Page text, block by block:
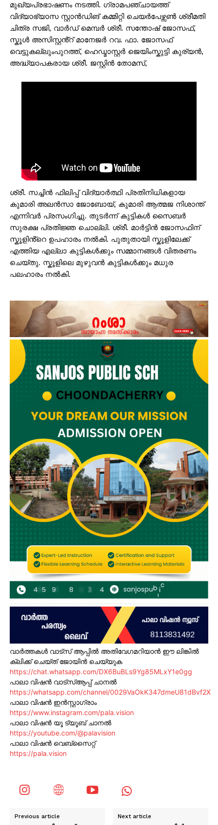
മുഖ്യപ്രഭാഷണം നടത്തി. ഗ്രാമപഞ്ചായത്ത്
വിദ്യാഭ്യാസ സ്റ്റാൻഡിങ് കമ്മിറ്റി ചെയർപേഴ്സൺ ശ്രീമതി
ചിത്ര സജി, വാർഡ് മെമ്പർ ശ്രീ. സന്തോഷ് ജോസഫ്,
സ്കൂൾ അസിസ്റ്റൻ്റ് മാനേജർ റവ. ഫാ. ജോസഫ്
വെട്ടുകല്ലുംപുറത്ത്, ഹെഡ്മാസ്റ്റർ ജെയിംസ്കുട്ടി കുര്യൻ,
അദ്ധ്യാപകരായ ശ്രീ. ജസ്റ്റിൻ തോമസ്,
ശ്രീ. സച്ചിൻ ഫിലിപ്പ് വിദ്യാർത്ഥി പ്രതിനിധികളായ
കുമാരി അലൻസാ ജോബോയ്, കുമാരി ആത്മജ നിശാന്ത്
എന്നിവർ പ്രസംഗിച്ചു. തുടർന്ന് കുട്ടികൾ സൈബർ
സുരക്ഷ പ്രതിജ്ഞ ചൊല്ലി. ശ്രീ. മാർട്ടിൻ ജോസഫിന്
സ്കൂളിൻ്റെ ഉപഹാരം നൽകി. പുതുതായി സ്കൂളിലേക്ക്
എത്തിയ എല്ലാ കുട്ടികൾക്കും സമ്മാനങ്ങൾ വിതരണം
ചെയ്തു. സ്കൂളിലെ മുഴുവൻ കുട്ടികൾക്കും മധുര
പലഹാരം നൽകി.
വാർത്തകൾ വാട്സ് ആപ്പിൽ അതിവേഗമറിയാൻ ഈ ലിങ്കിൽ
ക്ലിക്ക് ചെയ്ത് ജോയിൻ ചെയ്യുക
https://chat.whatsapp.com/DX6BuBLs9Yg85MLxY1e0gg
പാലാ വിഷൻ വാട്സ്ആപ്പ് ചാനൽ
https://whatsapp.com/channel/0029VaOkK347dmeU81dBvf2X
പാലാ വിഷൻ ഇൻസ്റ്റാഗ്രാം
https://www.instagram.com/pala.vision
പാലാ വിഷൻ യൂ ട്യൂബ് ചാനൽ
https://youtube.com/@palavision
പാലാ വിഷൻ വെബ്സൈറ്റ്
https://pala.vision
Previous article Next article